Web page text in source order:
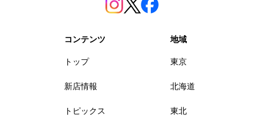
コンテンツ
トップ
新店情報
トピックス
地域
東京
北海道
東北